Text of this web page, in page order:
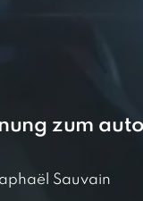
zum
Sauvain